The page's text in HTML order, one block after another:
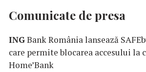
Comunicate de presa
INGBank România lansează
care permite blocarea accesului la
Home’Bank